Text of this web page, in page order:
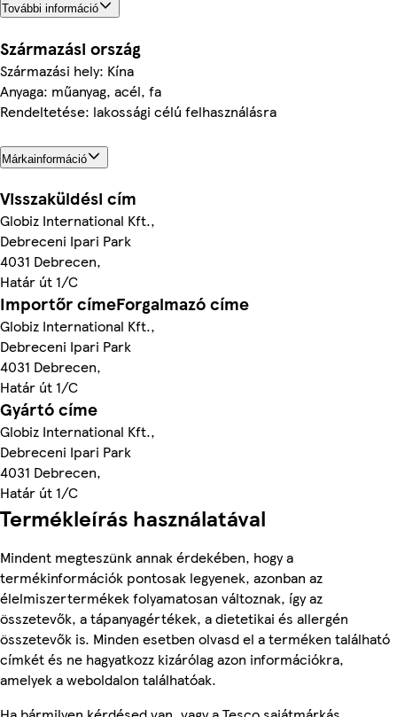
További információ
Származási ország
Származási hely: Kína
Anyaga: műanyag, acél, fa
Rendeltetése: lakossági célú felhasználásra
Márkainformáció
Visszaküldési cím
Globiz International Kft.,
Debreceni Ipari Park
4031 Debrecen,
Határ út 1/C
Importőr címeForgalmazó címe
Globiz International Kft.,
Debreceni Ipari Park
4031 Debrecen,
Határ út 1/C
Gyártó címe
Globiz International Kft.,
Debreceni Ipari Park
4031 Debrecen,
Határ út 1/C
Termékleírás használatával
Mindent megteszünk annak érdekében, hogy a
termékinformációk pontosak legyenek, azonban az
élelmiszertermékek folyamatosan változnak, így az
összetevők, a tápanyagértékek, a dietetikai és allergén
összetevők is. Minden esetben olvasd el a terméken található
címkét és ne hagyatkozz kizárólag azon információkra,
amelyek a weboldalon találhatóak.